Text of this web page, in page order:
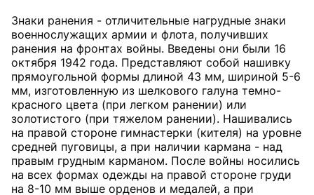
Знаки ранения - отличительные нагрудные знаки
военнослужащих армии и флота, получивших
ранения на фронтах войны. Введены они были 16
октября 1942 года. Представляют собой нашивку
прямоугольной формы длиной 43 мм, шириной 5-6
мм, изготовленную из шелкового галуна темно-
красного цвета (при легком ранении) или
золотистого (при тяжелом ранении). Нашивались
на правой стороне гимнастерки (кителя) на уровне
средней пуговицы, а при наличии кармана - над
правым грудным карманом. После войны носились
на всех формах одежды на правой стороне груди
на 8-10 мм выше орденов и медалей, а при